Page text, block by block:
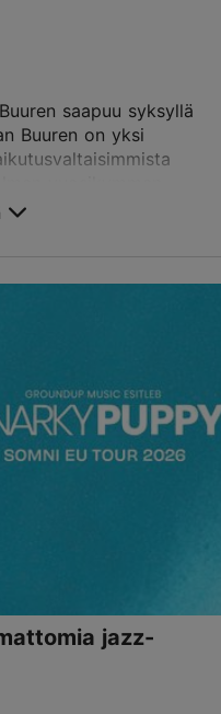
saapuu syksyllä
Buuren on yksi
jazz-